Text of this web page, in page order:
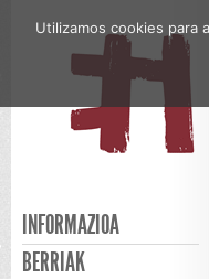
INFORMAZIOA
BERRIAK
Utilizamos cookies para